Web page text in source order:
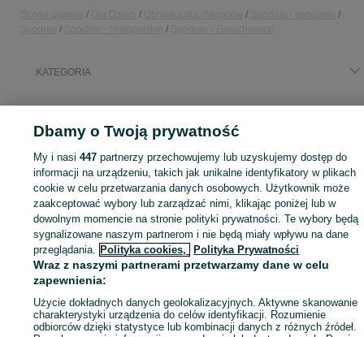
KATEGORIA
Zaloguj się lub załóż konto na OLX, aby skontaktować się z
sprzedającym
Zaloguj się / Załóż konto
Zadzwoń / SMS Wyślij wiadomość
Dbamy o Twoją prywatność
My i nasi447 partnerzy przechowujemy lub uzyskujemy dostęp do
informacji na urządzeniu, takich jak unikalne identyfikatory w plikach
cookie w celu przetwarzania danych osobowych. Użytkownik może
zaakceptować wybory lub zarządzać nimi, klikając poniżej lub w
dowolnym momencie na stronie polityki prywatności. Te wybory będą
sygnalizowane naszym partnerom i nie będą miały wpływu na dane
przeglądania. Polityka cookies, Polityka Prywatności
Wraz z naszymi partnerami przetwarzamy dane w celu
zapewnienia:
Użycie dokładnych danych geolokalizacyjnych. Aktywne skanowanie
charakterystyki urządzenia do celów identyfikacji. Rozumienie
odbiorców dzięki statystyce lub kombinacji danych z różnych źródeł.